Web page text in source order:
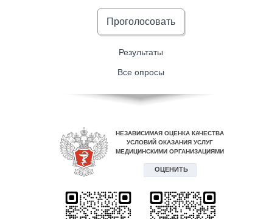
Проголосовать
Результаты
Все опросы